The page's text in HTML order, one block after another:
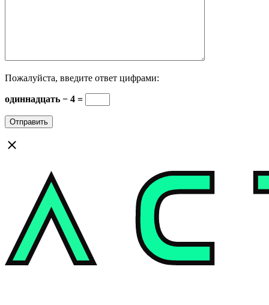
Пожалуйста, введите ответ цифрами:
одиннадцать − 4 =